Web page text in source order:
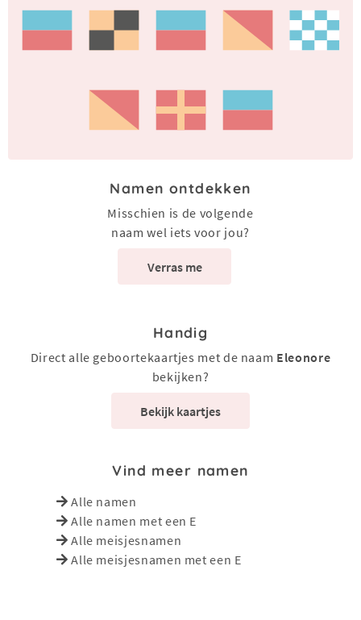
Namen ontdekken
Misschien is de volgende
naam wel iets voor jou?
Verras me
Handig
Direct alle geboortekaartjes met de naam Eleonore
bekijken?
Bekijk kaartjes
Vind meer namen
Alle namen
Alle namen met een E
Alle meisjesnamen
Alle meisjesnamen met een E